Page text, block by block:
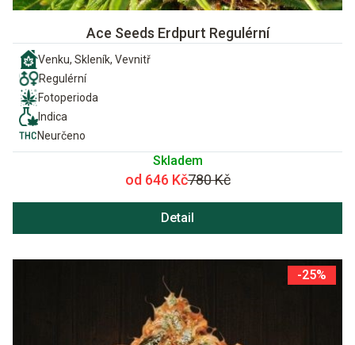
Ace Seeds Erdpurt Regulérní
Venku, Skleník, Vevnitř
Regulérní
Fotoperioda
Indica
Neurčeno
Skladem
od 646 Kč780 Kč
Detail
-25%